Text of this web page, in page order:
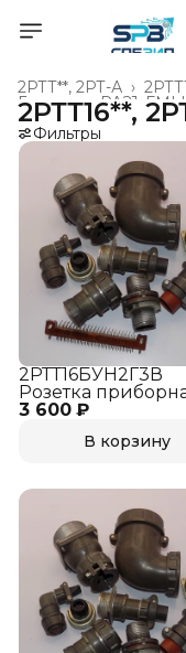
2РТТ**, 2РТ-А ›
Главная ›
2РТТ16**,
Фильтры
3 600 ₽
2РТТ16БУН2Г3В
Розетка
В корзину